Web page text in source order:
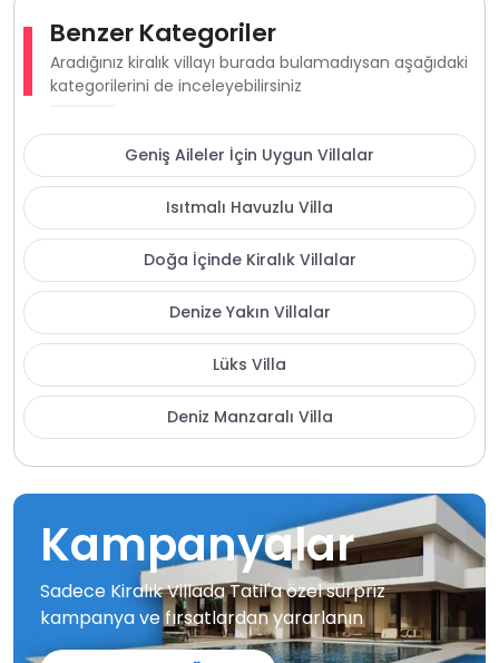
Benzer Kategoriler
Aradığınız kiralık villayı burada bulamadıysan aşağıdaki
kategorilerini de inceleyebilirsiniz
Geniş Aileler İçin Uygun Villalar
Isıtmalı Havuzlu Villa
Doğa İçinde Kiralık Villalar
Denize Yakın Villalar
Lüks Villa
Deniz Manzaralı Villa
Kampanyalar
Sadece Kiralık Villada Tatil'a özel sürpriz
kampanya ve fırsatlardan yararlanın